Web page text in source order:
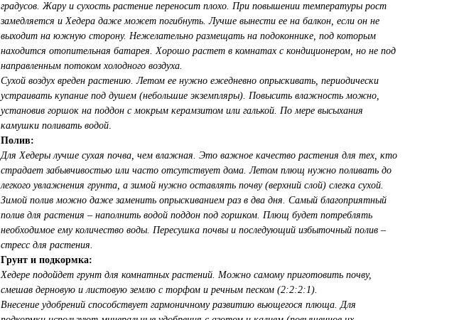
градусов. Жару и сухость растение переносит плохо. При повышении температуры рост
замедляется и Хедера даже может погибнуть. Лучше вынести ее на балкон, если он не
выходит на южную сторону. Нежелательно размещать на подоконнике, под которым
находится отопительная батарея. Хорошо растет в комнатах с кондиционером, но не под
направленным потоком холодного воздуха.
Сухой воздух вреден растению. Летом ее нужно ежедневно опрыскивать, периодически
устраивать купание под душем (небольшие экземпляры). Повысить влажность можно,
установив горшок на поддон с мокрым керамзитом или галькой. По мере высыхания
камушки поливать водой.
Полив:
Для Хедеры лучше сухая почва, чем влажная. Это важное качество растения для тех, кто
страдает забывчивостью или часто отсутствует дома. Летом плющ нужно поливать до
легкого увлажнения грунта, а зимой нужно оставлять почву (верхний слой) слегка сухой.
Зимой полив можно даже заменить опрыскиванием раз в два дня. Самый благоприятный
полив для растения – наполнить водой поддон под горшком. Плющ будет потреблять
необходимое ему количество воды. Пересушка почвы и последующий избыточный полив –
стресс для растения.
Грунт и подкормка:
Хедере подойдет грунт для комнатных растений. Можно самому приготовить почву,
смешав дерновую и листовую землю с торфом и речным песком (2:2:2:1).
Внесение удобрений способствует гармоничному развитию вьющегося плюща. Для